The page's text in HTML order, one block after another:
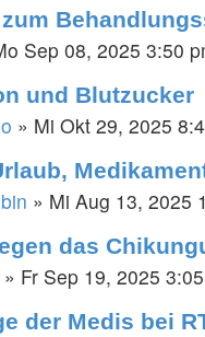
Sep 08, 2025 3:50
und Blutzucker
» Mi Okt 29, 2025
» Mi Aug 13, 2025
das
» Fr Sep 19, 2025
der Medis bei